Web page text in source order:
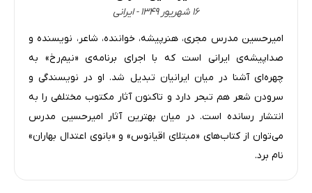
۱۶ شهریور ۱۳۴۹ - ایرانی
امیرحسین مدرس مجری، هنرپیشه، خواننده، شاعر، نویسنده و
صداپیشه‌ی ایرانی است که با اجرای برنامه‌ی «نیم‌رخ» به
چهره‌ای آشنا در میان ایرانیان تبدیل شد. او در نویسندگی و
سرودن شعر هم تبحر دارد و تاکنون آثار مکتوب مختلفی را به
انتشار رسانده است. در میان بهترین آثار امیرحسین مدرس
می‌توان از کتاب‌های «مبتلای اقیانوس» و «بانوی اعتدال بهاران»
نام برد.